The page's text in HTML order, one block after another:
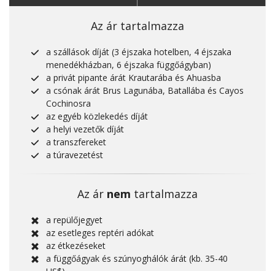
Az ár tartalmazza
a szállások díját (3 éjszaka hotelben, 4 éjszaka
menedékházban, 6 éjszaka függőágyban)
a privát pipante árát Krautarába és Ahuasba
a csónak árát Brus Lagunába, Batallába és Cayos
Cochinosra
az egyéb közlekedés díját
a helyi vezetők díját
a transzfereket
a túravezetést
Az ár nem tartalmazza
a repülőjegyet
az esetleges reptéri adókat
az étkezéseket
a függőágyak és szúnyoghálók árát (kb. 35-40